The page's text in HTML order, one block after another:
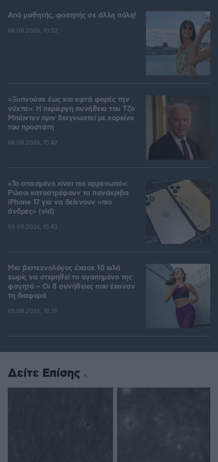
Από μαθητής, φοιτητής σε άλλη πόλη!
06.08.2026, 10:52
«Ξυπνούσε έως και εφτά φορές την
νύχτα»: Η περίεργη συνήθεια του Τζο
Μπάιντεν πριν διαγνωστεί με καρκίνο
του προστάτη
06.08.2026, 15:42
«Το σπασμένο είναι πιο αρρενωπό»:
Ρώσοι καταστρέφουν τα πανάκριβα
iPhone 17 για να δείχνουν «πιο
άνδρες» (vid)
06.08.2026, 15:43
Μια βιοτεχνολόγος έχασε 10 κιλά
χωρίς να στερηθεί το αγαπημένο της
φαγητό – Οι 8 συνήθειες που έκαναν
τη διαφορά
05.08.2026, 18:31
Δείτε Επίσης